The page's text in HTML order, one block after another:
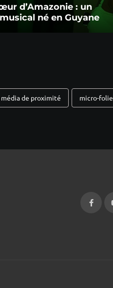
d’Amazonie : un
né en Guyane
média de proximité micro-folie